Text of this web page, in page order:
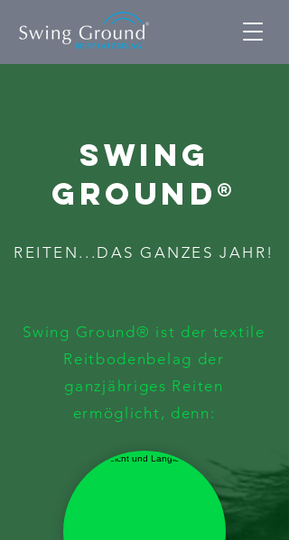
SWING
GROUND®
REITEN...DAS GANZES JAHR!
Swing Ground® ist der textile
Reitbodenbelag der
ganzjähriges Reiten
ermöglicht, denn: